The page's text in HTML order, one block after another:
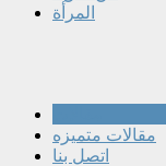
المرأة
مقالات متميزه
اتصل بنا